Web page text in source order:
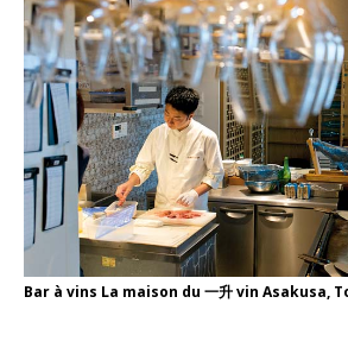
Bar à vins La maison du 一升 vin Asakusa,